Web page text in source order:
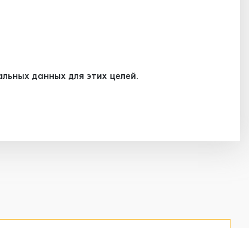
данных для этих целей.